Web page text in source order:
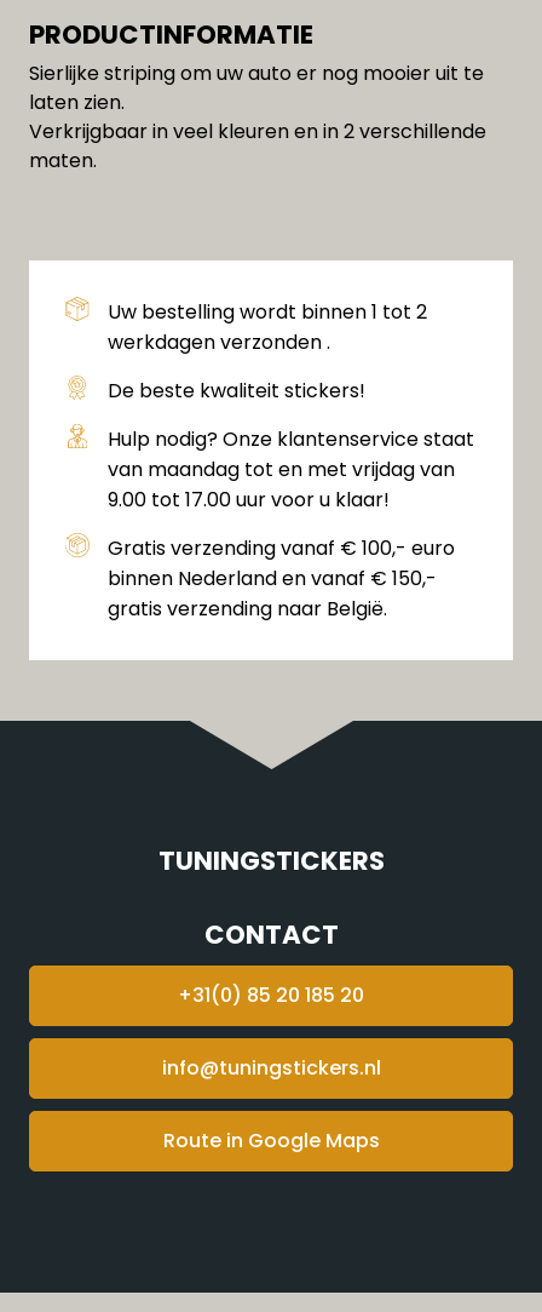
PRODUCTINFORMATIE
Sierlijke striping om uw auto er nog mooier uit te
laten zien.
Verkrijgbaar in veel kleuren en in 2 verschillende
maten.
Uw bestelling wordt binnen 1 tot 2
werkdagen verzonden .
De beste kwaliteit stickers!
Hulp nodig? Onze klantenservice staat
van maandag tot en met vrijdag van
9.00 tot 17.00 uur voor u klaar!
Gratis verzending vanaf € 100,- euro
binnen Nederland en vanaf € 150,-
gratis verzending naar België.
TUNINGSTICKERS
CONTACT
+31(0) 85 20 185 20
info@tuningstickers.nl
Route in Google Maps